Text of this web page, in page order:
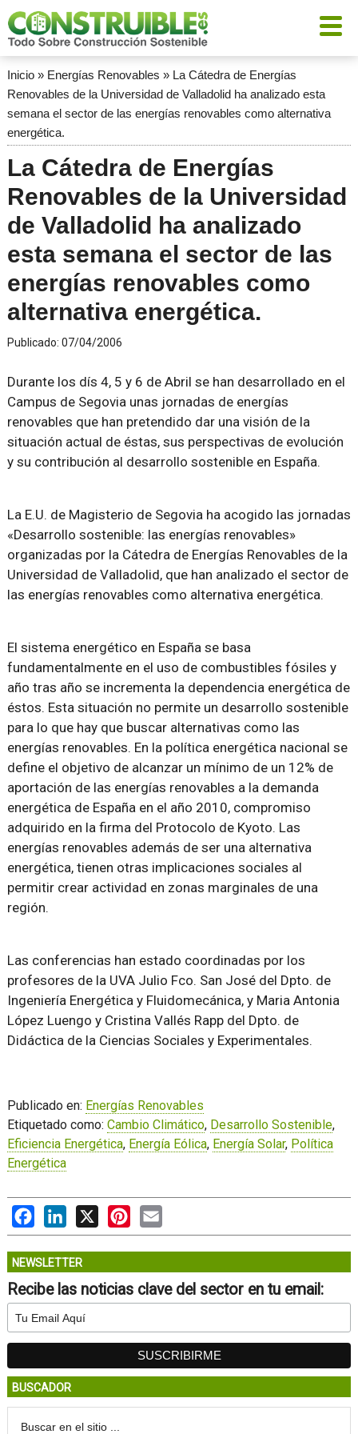
Inicio» Energías Renovables » La Cátedra de Energías
Renovables de la Universidad de Valladolid ha analizado esta
semana el sector de las energías renovables como alternativa
energética.
La Cátedra de Energías
Renovables de la Universidad
de Valladolid ha analizado
esta semana el sector de las
energías renovables como
alternativa energética.
Publicado: 07/04/2006
Durante los dís 4, 5 y 6 de Abril se han desarrollado en el
Campus de Segovia unas jornadas de energías
renovables que han pretendido dar una visión de la
situación actual de éstas, sus perspectivas de evolución
y su contribución al desarrollo sostenible en España.
La E.U. de Magisterio de Segovia ha acogido las jornadas
«Desarrollo sostenible: las energías renovables»
organizadas por la Cátedra de Energías Renovables de la
Universidad de Valladolid, que han analizado el sector de
las energías renovables como alternativa energética.
El sistema energético en España se basa
fundamentalmente en el uso de combustibles fósiles y
año tras año se incrementa la dependencia energética de
éstos. Esta situación no permite un desarrollo sostenible
para lo que hay que buscar alternativas como las
energías renovables. En la política energética nacional se
define el objetivo de alcanzar un mínimo de un 12% de
aportación de las energías renovables a la demanda
energética de España en el año 2010, compromiso
adquirido en la firma del Protocolo de Kyoto. Las
energías renovables además de ser una alternativa
energética, tienen otras implicaciones sociales al
permitir crear actividad en zonas marginales de una
región.
Las conferencias han estado coordinadas por los
profesores de la UVA Julio Fco. San José del Dpto. de
Ingeniería Energética y Fluidomecánica, y Maria Antonia
López Luengo y Cristina Vallés Rapp del Dpto. de
Didáctica de la Ciencias Sociales y Experimentales.
Publicado en: Energías Renovables
Etiquetado como: Cambio Climático, Desarrollo Sostenible,
Eficiencia Energética, Energía Eólica, Energía Solar, Política
Energética
FacebookLinkedIn
X PinterestEmail
NEWSLETTER
Recibe las noticias clave del sector en tu email:
BUSCADOR